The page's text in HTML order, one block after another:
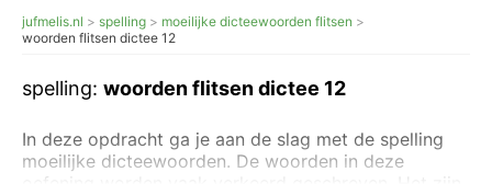
jufmelis.nl spelling
moeilijke dicteewoorden flitsen
woorden flitsen dictee 12
spelling: woorden flitsen dictee 12
In deze opdracht ga je aan de slag met de spelling
moeilijke dicteewoorden. De woorden in deze
oefening worden vaak verkeerd geschreven. Het zijn